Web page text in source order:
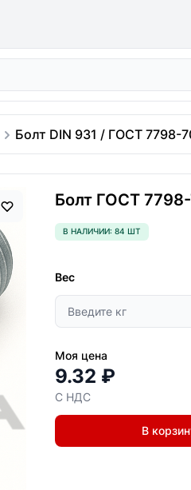
Болт DIN 931 / ГОСТ 7798-
Болт ГОСТ
В НАЛИЧИИ: 84 ШТ
Вес
Моя цена
9.32 ₽
С НДС
В